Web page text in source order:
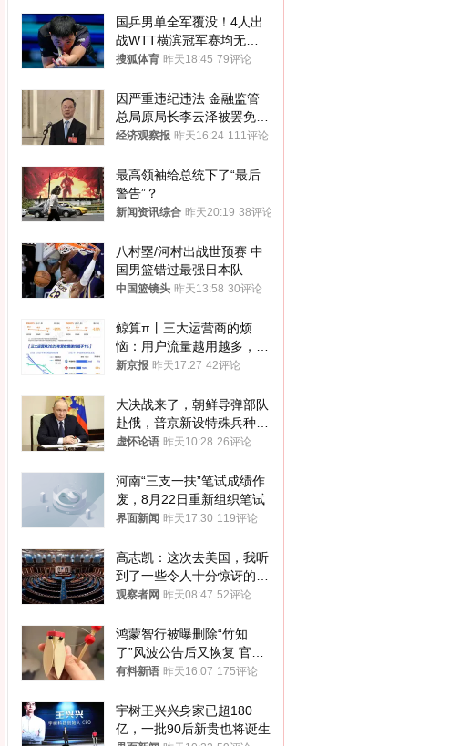
国乒男单全军覆没！4人出
战WTT横滨冠军赛均无缘
八强
搜狐体育 昨天18:45 79评论
因严重违纪违法 金融监管
总局原局长李云泽被罢免全
国人大代表
经济观察报 昨天16:24 111评论
最高领袖给总统下了“最后
警告”？
新闻资讯综合 昨天20:19 38评论
八村塁/河村出战世预赛 中
国男篮错过最强日本队
中国篮镜头 昨天13:58 30评论
鲸算π丨三大运营商的烦
恼：用户流量越用越多，收
入却越来越少
新京报 昨天17:27 42评论
大决战来了，朝鲜导弹部队
赴俄，普京新设特殊兵种，
76岁老将扛旗
虚怀论语 昨天10:28 26评论
河南“三支一扶”笔试成绩作
废，8月22日重新组织笔试
界面新闻 昨天17:30 119评论
高志凯：这次去美国，我听
到了一些令人十分惊讶的消
息
观察者网 昨天08:47 52评论
鸿蒙智行被曝删除“竹知
了”风波公告后又恢复 官媒
曾力挺：劝华为要大度的，
有料新语 昨天16:07 175评论
宇树王兴兴身家已超180
亿，一批90后新贵也将诞生